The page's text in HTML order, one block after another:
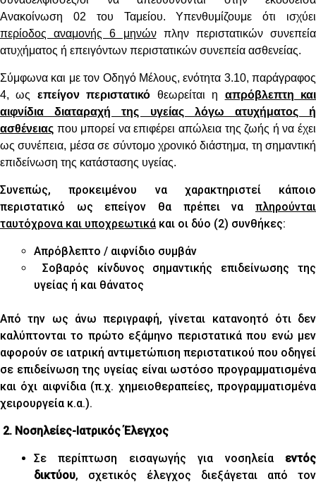
Ανακοίνωση 02 του Ταμείου. Υπενθυμίζουμε ότι ισχύει
περίοδος αναμονής 6 μηνώνπλην περιστατικών συνεπεία
ατυχήματος ή επειγόντων περιστατικών συνεπεία ασθενείας.
Σύμφωνα και με τον Οδηγό Μέλους, ενότητα 3.10, παράγραφος
4, ως επείγον περιστατικό θεωρείται η απρόβλεπτη και
αιφνίδια διαταραχή της υγείας λόγω ατυχήματος ή
ασθένειας που μπορεί να επιφέρει απώλεια της ζωής ή να έχει
ως συνέπεια, μέσα σε σύντομο χρονικό διάστημα, τη σημαντική
επιδείνωση της κατάστασης υγείας.
Συνεπώς, προκειμένου να χαρακτηριστεί κάποιο
περιστατικό ως επείγον θα πρέπει να πληρούνται
ταυτόχρονα και υποχρεωτικά και οι δύο (2) συνθήκες:
Απρόβλεπτο / αιφνίδιο συμβάν
Σοβαρός κίνδυνος σημαντικής επιδείνωσης της
υγείας ή και θάνατος
Από την ως άνω περιγραφή, γίνεται κατανοητό ότι δεν
καλύπτονται το πρώτο εξάμηνο περιστατικά που ενώ μεν
αφορούν σε ιατρική αντιμετώπιση περιστατικού που οδηγεί
σε επιδείνωση της υγείας είναι ωστόσο προγραμματισμένα
και όχι αιφνίδια (π.χ. χημειοθεραπείες, προγραμματισμένα
χειρουργεία κ.α.).
2. Νοσηλείες-Ιατρικός Έλεγχος
Σε περίπτωση εισαγωγής για νοσηλεία εντός
δικτύου, σχετικός έλεγχος διεξάγεται από τον